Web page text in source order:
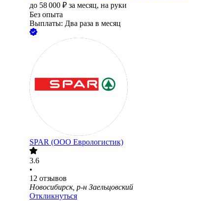
до 58 000 ₽ за месяц, на руки
Без опыта
Выплаты: Два раза в месяц
SPAR (ООО Еврологистик)
3.6
•
12 отзывов
Новосибирск, р-н Заельцовский
Откликнуться